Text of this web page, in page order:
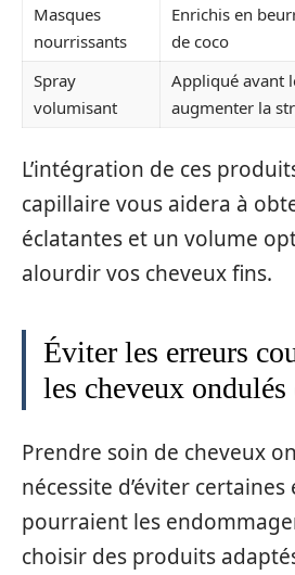
Masques
nourrissants
Enrichis en
de coco
Spray
volumisant
Appliqué avant
augmenter la
L’intégration de ces
capillaire vous aidera à
éclatantes et un volume
alourdir vos cheveux fins.
Éviter les erreurs
les cheveux
Prendre soin de cheveux
nécessite d’éviter
pourraient les
choisir des produits